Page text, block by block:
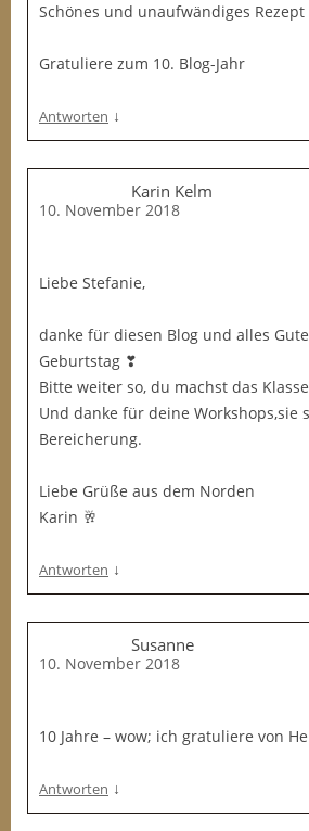
Schönes und unaufwändiges Rezept
Gratuliere zum 10. Blog-Jahr
Antworten ↓
Karin Kelm
10. November 2018
Liebe Stefanie,
danke für diesen Blog und alles
Geburtstag ❣
Bitte weiter so, du machst das
Und danke für deine Workshops,sie
Bereicherung.
Liebe Grüße aus dem Norden
Karin 🥂
Antworten ↓
Susanne
10. November 2018
10 Jahre – wow; ich gratuliere von
Antworten ↓